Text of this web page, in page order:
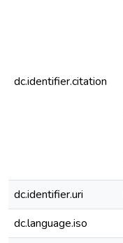
dc.identifier.citation
dc.identifier.uri
dc.language.iso